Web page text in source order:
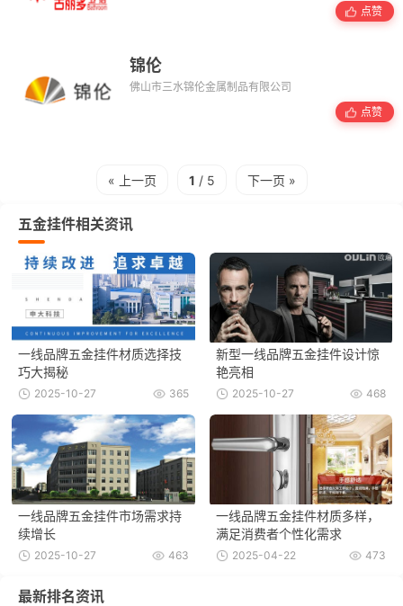
点赞
锦伦
佛山市三水锦伦金属制品有限公司
点赞
« 上一页 1 / 5 下一页 »
五金挂件相关资讯
一线品牌五金挂件材质选择技
巧大揭秘
365
2025-10-27
新型一线品牌五金挂件设计惊
艳亮相
468
2025-10-27
一线品牌五金挂件市场需求持
续增长
463
2025-10-27
一线品牌五金挂件材质多样，
满足消费者个性化需求
473
2025-04-22
最新排名资讯